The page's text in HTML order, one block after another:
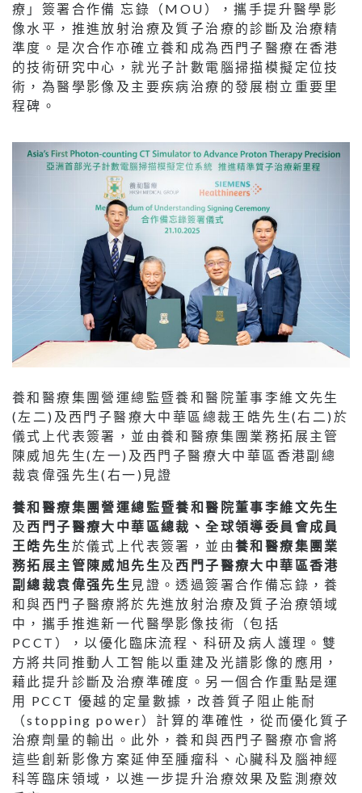
療」簽署合作備 忘錄（MOU），攜手提升醫學影
像水平，推進放射治療及質子治療的診斷及治療精
準度。是次合作亦確立養和成為西門子醫療在香港
的技術研究中心，就光子計數電腦掃描模擬定位技
術，為醫學影像及主要疾病治療的發展樹立重要里
程碑。
養和醫療集團營運總監暨養和醫院董事李維文先生
(左二)及西門子醫療大中華區總裁王皓先生(右二)於
儀式上代表簽署，並由養和醫療集團業務拓展主管
陳威旭先生(左一)及西門子醫療大中華區香港副總
裁袁偉强先生(右一)見證
養和醫療集團營運總監暨養和醫院董事李維文先生
及 西門子醫療大中華區總裁、全球領導委員會成員
王皓先生 於儀式上代表簽署，並由養和醫療集團業
務拓展主管陳威旭先生 及 西門子醫療大中華區香港
副總裁袁偉强先生 見證。透過簽署合作備忘錄，養
和與西門子醫療將於先進放射治療及質子治療領域
中，攜手推進新一代醫學影像技術（包括
PCCT），以優化臨床流程、科研及病人護理。雙
方將共同推動人工智能以重建及光譜影像的應用，
藉此提升診斷及治療準確度。另一個合作重點是運
用 PCCT 優越的定量數據，改善質子阻止能耐
（stopping power）計算的準確性，從而優化質子
治療劑量的輸出。此外，養和與西門子醫療亦會將
這些創新影像方案延伸至腫瘤科、心臟科及腦神經
科等臨床領域，以進一步提升治療效果及監測療效